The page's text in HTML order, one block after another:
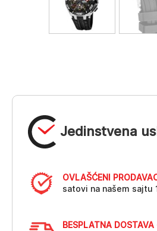
Jedinstvena
OVLAŠĆENI
satovi na našem sajtu
BESPLATNA DOSTAVA